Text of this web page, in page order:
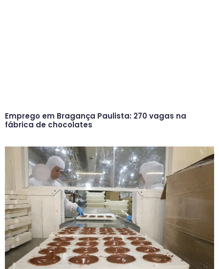
Emprego em Bragança Paulista: 270 vagas na
fábrica de chocolates